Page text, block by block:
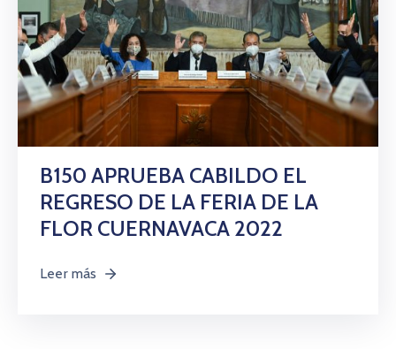
B150 APRUEBA CABILDO EL
REGRESO DE LA FERIA DE LA
FLOR CUERNAVACA 2022
Leer más